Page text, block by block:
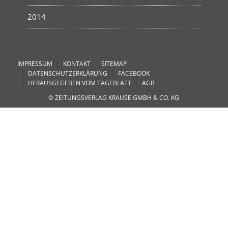
2014
IMPRESSUM KONTAKT
SITEMAP
DATENSCHUTZERKLÄRUNG
FACEBOOK
HERAUSGEGEBEN VOM TAGEBLATT
AGB
© ZEITUNGSVERLAG KRAUSE GMBH & CO. KG